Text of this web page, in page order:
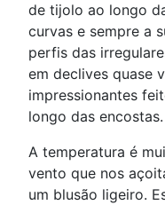
de tijolo ao longo
curvas e sempre a
perfis das
em declives quase
impressionantes
longo das encostas.
A temperatura é
vento que nos
um blusão ligeiro.